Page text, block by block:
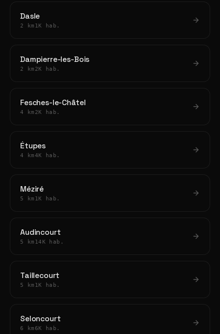
Dasle
2 km 1K hab.
Dampierre-les-Bois
2 km 2K hab.
Fesches-le-Châtel
4 km 2K hab.
Étupes
4 km4K hab.
Méziré
5 km 1K hab.
Audincourt
5 km 14K hab.
Taillecourt
5 km 1K hab.
Seloncourt
6 km 6K hab.